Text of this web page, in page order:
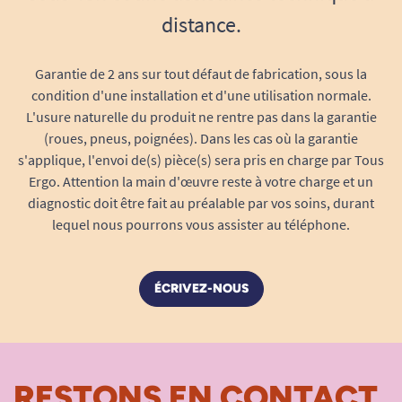
protège contre la sécheresse, le froid, les
courants.
Respect de l’équilibre cutané: aucun
parfum, aucun colorant, pour une
tolérance maximale — même sur les mains
les plus sensibles ou atopiques.
Polyvalence d’utilisation : pensée pour les
gestes répétés du quotidien, en milieu
distance.
Garantie de 2 ans sur tout défaut de fabrication, sous la
condition d'une installation et d'une utilisation normale.
L'usure naturelle du produit ne rentre pas dans la garantie
(roues, pneus, poignées). Dans les cas où la garantie
s'applique, l'envoi de(s) pièce(s) sera pris en charge par Tous
Ergo. Attention la main d'œuvre reste à votre charge et un
diagnostic doit être fait au préalable par vos soins, durant
lequel nous pourrons vous assister au téléphone.
ÉCRIVEZ-NOUS